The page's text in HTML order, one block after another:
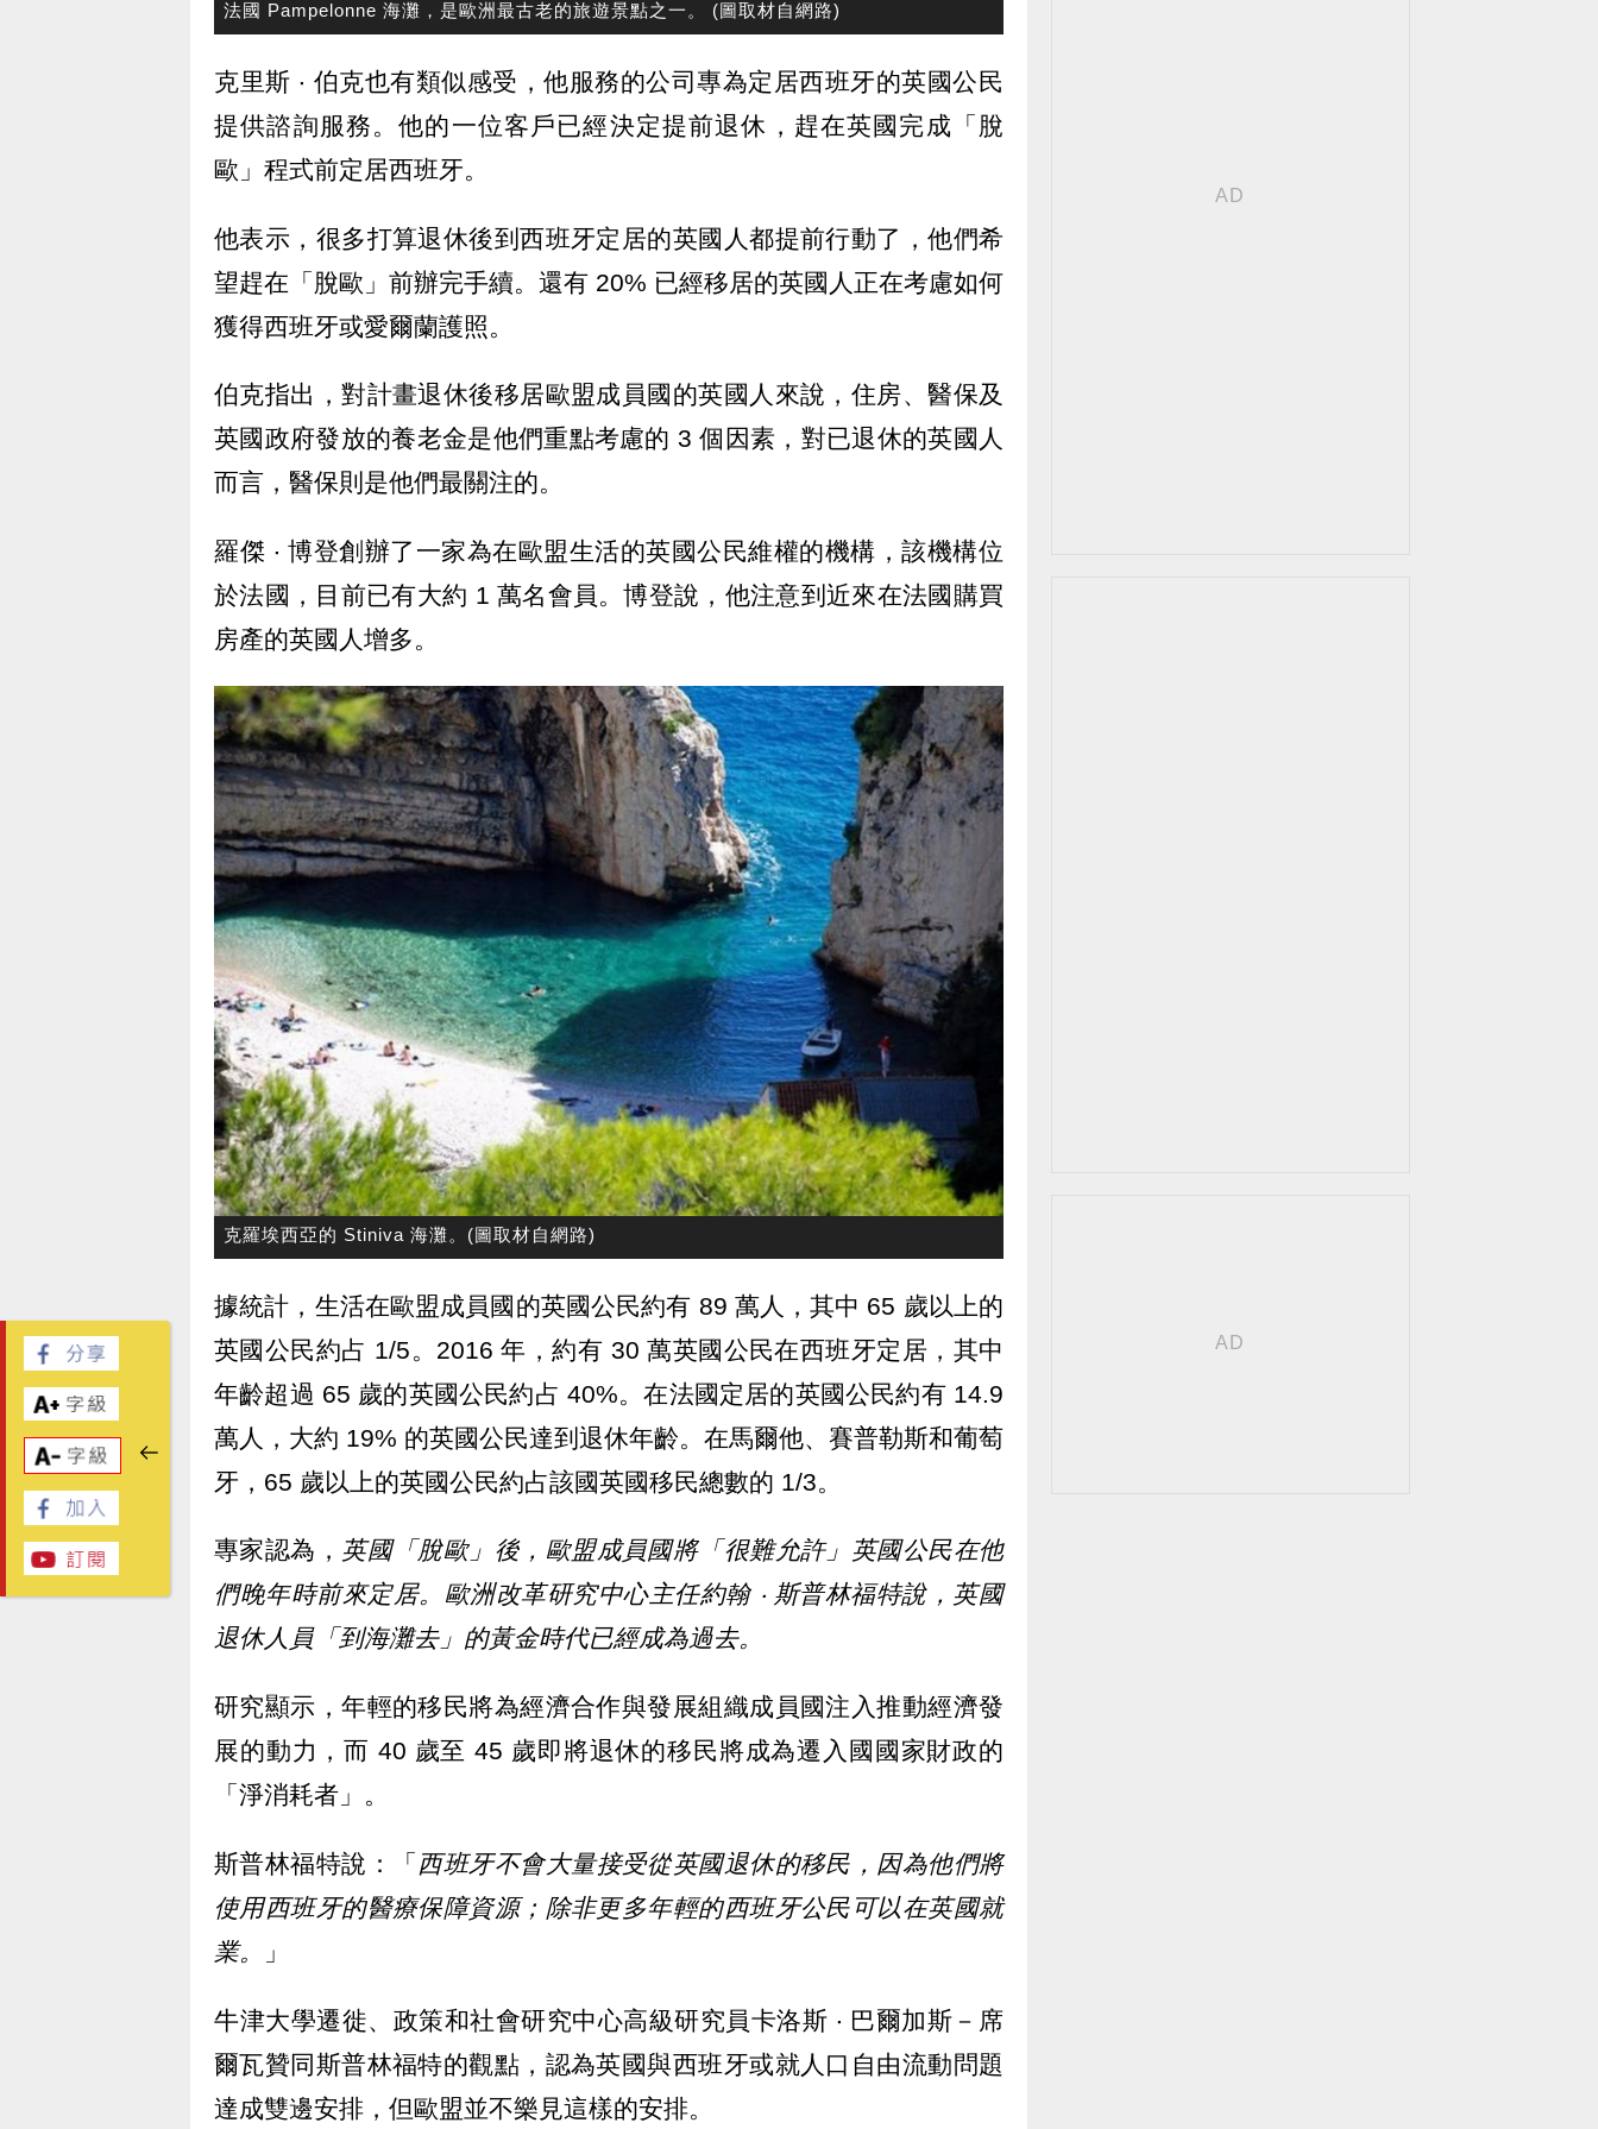
法國 Pampelonne 海灘，是歐洲最古老的旅遊景點之一。 (圖取材自網路)
克里斯 ‧ 伯克也有類似感受，他服務的公司專為定居西班牙的英國公民
提供諮詢服務。他的一位客戶已經決定提前退休，趕在英國完成「脫
歐」程式前定居西班牙。
他表示，很多打算退休後到西班牙定居的英國人都提前行動了，他們希
望趕在「脫歐」前辦完手續。還有 20% 已經移居的英國人正在考慮如何
獲得西班牙或愛爾蘭護照。
伯克指出，對計畫退休後移居歐盟成員國的英國人來說，住房、醫保及
英國政府發放的養老金是他們重點考慮的 3 個因素，對已退休的英國人
而言，醫保則是他們最關注的。
羅傑 ‧ 博登創辦了一家為在歐盟生活的英國公民維權的機構，該機構位
於法國，目前已有大約 1 萬名會員。博登說，他注意到近來在法國購買
房產的英國人增多。
克羅埃西亞的 Stiniva 海灘。(圖取材自網路)
據統計，生活在歐盟成員國的英國公民約有 89 萬人，其中 65 歲以上的
英國公民約占 1/5。2016 年，約有 30 萬英國公民在西班牙定居，其中
年齡超過 65 歲的英國公民約占 40%。在法國定居的英國公民約有 14.9
萬人，大約 19% 的英國公民達到退休年齡。在馬爾他、賽普勒斯和葡萄
牙，65 歲以上的英國公民約占該國英國移民總數的 1/3。
專家認為， 英國「脫歐」後，歐盟成員國將「很難允許」英國公民在他
們晚年時前來定居。歐洲改革研究中心主任約翰 ‧ 斯普林福特說，英國
退休人員「到海灘去」的黃金時代已經成為過去。
研究顯示，年輕的移民將為經濟合作與發展組織成員國注入推動經濟發
展的動力，而 40 歲至 45 歲即將退休的移民將成為遷入國國家財政的
「淨消耗者」。
斯普林福特說：「 西班牙不會大量接受從英國退休的移民，因為他們將
使用西班牙的醫療保障資源；除非更多年輕的西班牙公民可以在英國就
業。
」
牛津大學遷徙、政策和社會研究中心高級研究員卡洛斯 ‧ 巴爾加斯－席
爾瓦贊同斯普林福特的觀點，認為英國與西班牙或就人口自由流動問題
達成雙邊安排，但歐盟並不樂見這樣的安排。